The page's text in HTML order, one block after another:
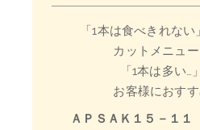
「1本は食べきれな
カットメニュー
「1本は多い…
お客様におすす
ＡＰＳＡＫ１５－１